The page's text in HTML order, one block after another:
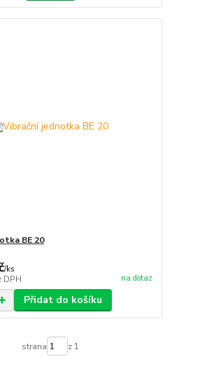
BE 20
/ks
DPH na dotaz
Přidat do košíku
strana z 1